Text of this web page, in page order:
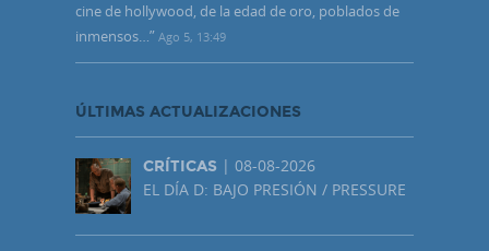
cine de hollywood, de la edad de oro, poblados de
inmensos…” Ago 5, 13:49
ÚLTIMAS ACTUALIZACIONES
CRÍTICAS | 08-08-2026
EL DÍA D: BAJO PRESIÓN / PRESSURE